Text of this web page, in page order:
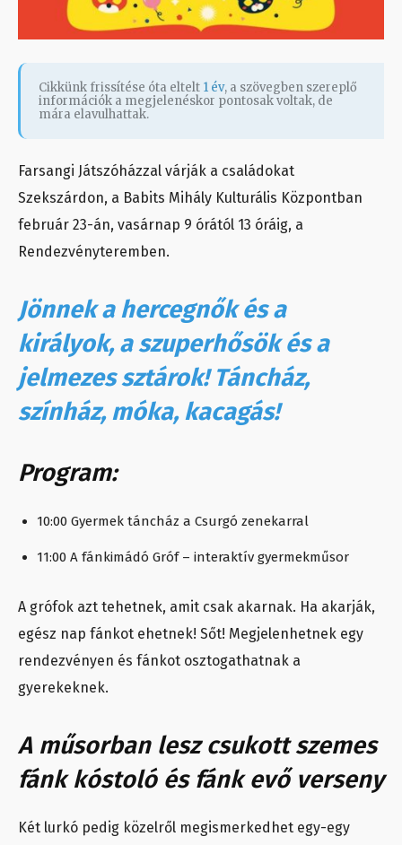
Cikkünk frissítése óta eltelt 1 év, a szövegben szereplő
információk a megjelenéskor pontosak voltak, de
mára elavulhattak.
Farsangi Játszóházzal várják a családokat
Szekszárdon, a Babits Mihály Kulturális Központban
február 23-án, vasárnap 9 órától 13 óráig, a
Rendezvényteremben.
Jönnek a hercegnők és a
királyok, a szuperhősök és a
jelmezes sztárok! Táncház,
színház, móka, kacagás!
Program:
10:00 Gyermek táncház a Csurgó zenekarral
11:00 A fánkimádó Gróf – interaktív gyermekműsor
A grófok azt tehetnek, amit csak akarnak. Ha akarják,
egész nap fánkot ehetnek! Sőt! Megjelenhetnek egy
rendezvényen és fánkot osztogathatnak a
gyerekeknek.
A műsorban lesz csukott szemes
fánk kóstoló és fánk evő verseny
Két lurkó pedig közelről megismerkedhet egy-egy